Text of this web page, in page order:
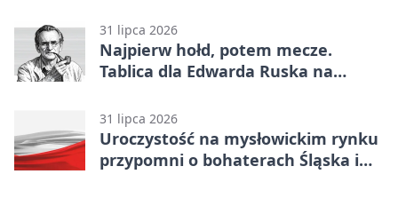
31 lipca 2026
Najpierw hołd, potem mecze.
Tablica dla Edwarda Ruska na
31 lipca 2026
Uroczystość na mysłowickim rynku
przypomni o bohaterach Śląska i